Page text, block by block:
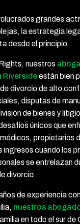
grandes
la estrategia
desde el principio.
nuestros
Riversideestán bien
divorcio de alto
disputas de
de bienes y
únicos que
propietarios
ingresos cuando los
se entrelazan
divorcio.
de experiencia
nuestros
en todo el sur de